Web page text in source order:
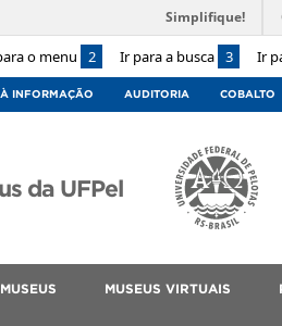
o menu 2 Ir para a busca 3 Ir
Simplifique!
INFORMAÇÃO AUDITORIA COBALTO
da UFPel
MUSEUS MUSEUS VIRTUAIS